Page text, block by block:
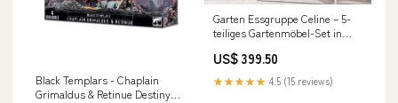
Black Templars - Chaplain
Grimaldus & Retinue Destiny
Garten Essgruppe Celine – 5-
teiliges Gartenmöbel-Set in
US$ 399.50
★★★★★ 4.5 (15 reviews)